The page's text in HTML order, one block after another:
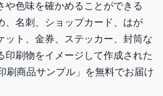
や色味を確かめることができる
、名刺、ショップカード、はが
ット、金券、ステッカー、封筒な
印刷物をイメージして作成された
刷商品サンプル」を無料でお届け